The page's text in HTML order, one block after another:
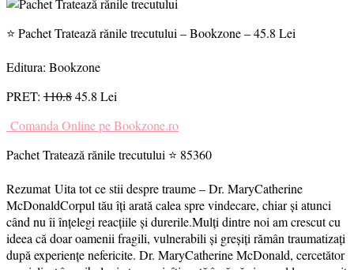
⭐ Pachet Tratează rănile trecutului – Bookzone – 45.8 Lei
Editura: Bookzone
PRET: 110.845.8 Lei
Comanda Online pe Bookzone.ro
Pachet Tratează rănile trecutului ⭐ 85360
Rezumat Uita tot ce stii despre traume – Dr. MaryCatherine
McDonaldCorpul tău îți arată calea spre vindecare, chiar și atunci
când nu îi înțelegi reacțiile și durerile.Mulți dintre noi am crescut cu
ideea că doar oamenii fragili, vulnerabili și greșiți rămân traumatizați
după experiențe nefericite. Dr. MaryCatherine McDonald, cercetător